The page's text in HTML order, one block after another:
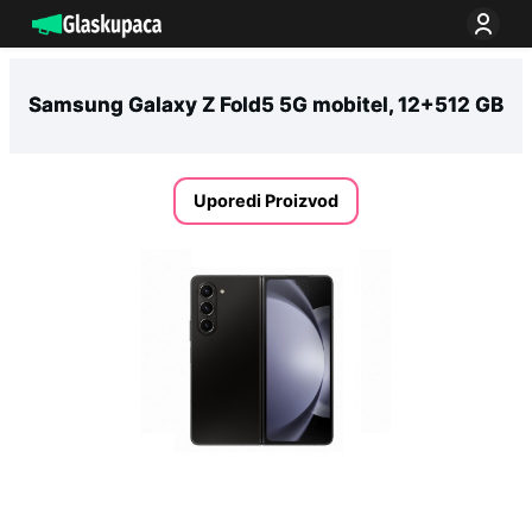
na
Samsung Galaxy Z Fold5 5G mobitel, 12+512 GB
Uporedi Proizvod